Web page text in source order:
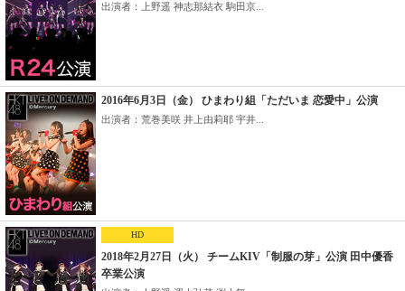
出演者：上野遥 神志那結衣 駒田京...
2016年6月3日（金） ひまわり組「ただいま 恋愛中」公演
出演者：荒巻美咲 井上由莉耶 宇井...
HD
2018年2月27日（火） チームKIV「制服の芽」公演 田中優香
卒業公演